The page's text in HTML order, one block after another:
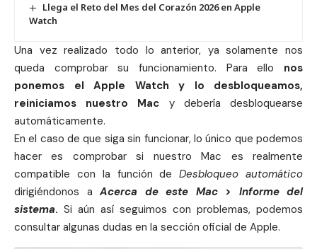
Llega el Reto del Mes del Corazón 2026 en Apple
Watch
Una vez realizado todo lo anterior, ya solamente nos
queda comprobar su funcionamiento. Para ello nos
ponemos el Apple Watch y lo desbloqueamos,
reiniciamos nuestro Mac y debería desbloquearse
automáticamente.
En el caso de que siga sin funcionar, lo único que podemos
hacer es comprobar si nuestro Mac es realmente
compatible con la función deDesbloqueo automático
dirigiéndonos a Acerca de este Mac> Informe del
sistema. Si aún así seguimos con problemas, podemos
consultar algunas dudas en la sección oficial de Apple.